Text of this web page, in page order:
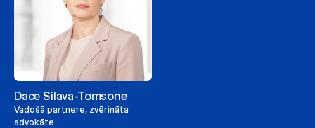
Dace Silava-Tomsone
Vadošā partnere, zvērināta
advokāte